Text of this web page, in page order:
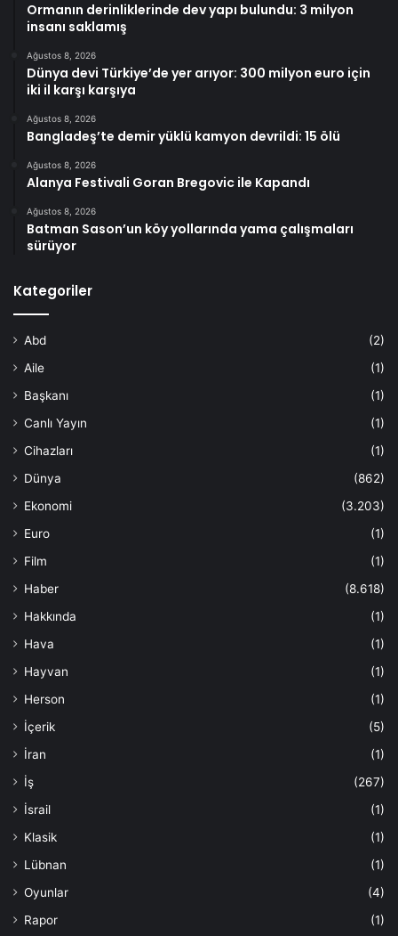
Ormanın derinliklerinde dev yapı bulundu: 3 milyon
insanı saklamış
Ağustos 8, 2026
Dünya devi Türkiye’de yer arıyor: 300 milyon euro için
iki il karşı karşıya
Ağustos 8, 2026
Bangladeş’te demir yüklü kamyon devrildi: 15 ölü
Ağustos 8, 2026
Alanya Festivali Goran Bregovic ile Kapandı
Ağustos 8, 2026
Batman Sason’un köy yollarında yama çalışmaları
sürüyor
Kategoriler
Abd
(2)
Aile
(1)
Başkanı
(1)
Canlı Yayın
(1)
Cihazları
(1)
Dünya
(862)
Ekonomi
(3.203)
Euro
(1)
Film
(1)
Haber
(8.618)
Hakkında
(1)
Hava
(1)
Hayvan
(1)
Herson
(1)
İçerik
(5)
İran
(1)
İş
(267)
İsrail
(1)
Klasik
(1)
Lübnan
(1)
Oyunlar
(4)
Rapor
(1)